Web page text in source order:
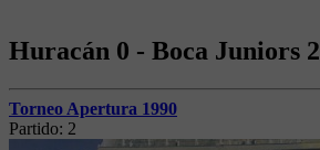
Huracán 0 - Boca Juniors 2
Torneo Apertura 1990
Partido: 2